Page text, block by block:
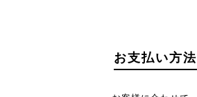
お支払い方法